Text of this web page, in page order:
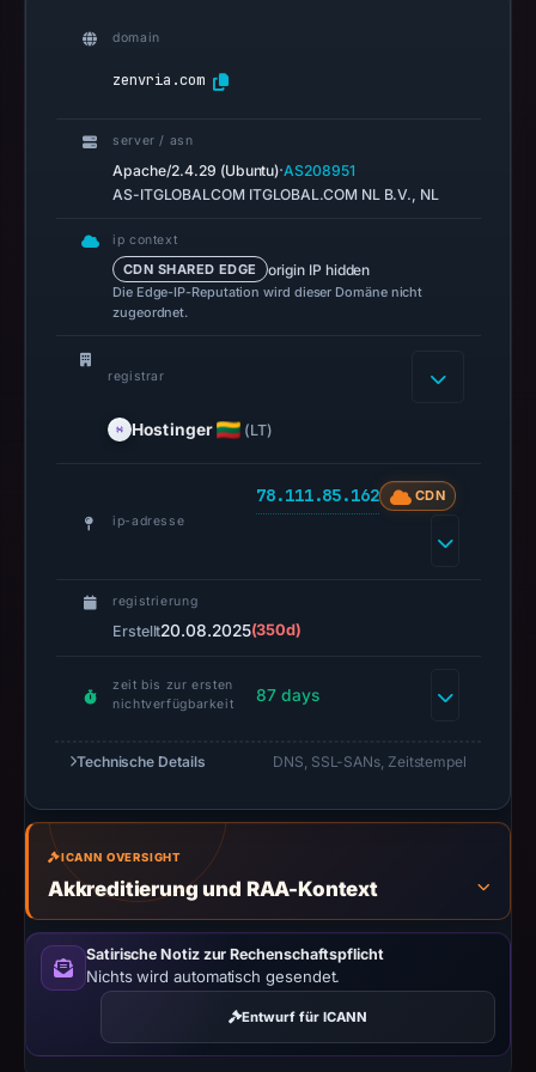
on
2026
UTC.
URLScan
on
2026
Negative
missing
establish
safety.
Context:
registrar
HOSTINGER
operations,
UAB,
IP
domain
zenvria.com
server / asn
Apache/2.4.29 (Ubuntu)·AS208951
AS-ITGLOBALCOM ITGLOBAL.COM NL B.V., NL
ip context
CDN SHARED EDGE origin IP hidden
Die Edge-IP-Reputation wird dieser Domäne nicht
zugeordnet.
registrar
Hostinger (LT)
ip-adresse
78.111.85.162 CDN
registrierung
Erstellt20.08.2025(350d)
zeit bis zur ersten
nichtverfügbarkeit
87 days
Technische Details DNS, SSL-SANs, Zeitstempel
ICANN OVERSIGHT
Akkreditierung und RAA-Kontext
Satirische Notiz zur Rechenschaftspflicht
Nichts wird automatisch gesendet.
Entwurf für ICANN